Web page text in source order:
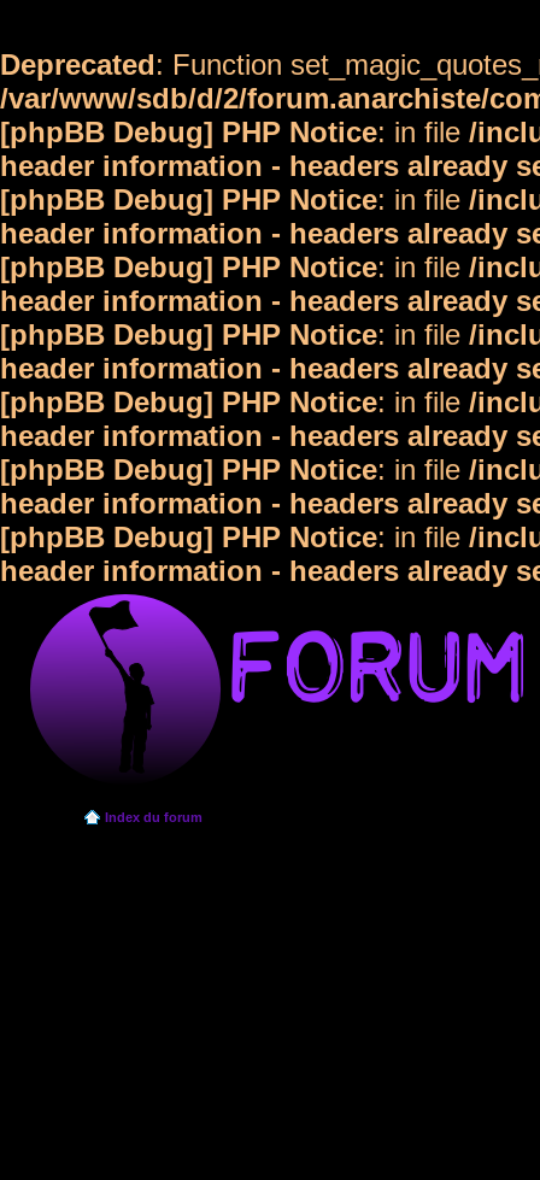
Deprecated: Function
/var/www/sdb/d/2/forum.anarchiste/
[phpBB Debug] PHP Notice: in file /
header information - headers already
[phpBB Debug] PHP Notice: in file /
header information - headers already
[phpBB Debug] PHP Notice: in file /
header information - headers already
[phpBB Debug] PHP Notice: in file /
header information - headers already
[phpBB Debug] PHP Notice: in file /
header information - headers already
[phpBB Debug] PHP Notice: in file /
header information - headers already
[phpBB Debug] PHP Notice: in file /
header information - headers already
Index du forum